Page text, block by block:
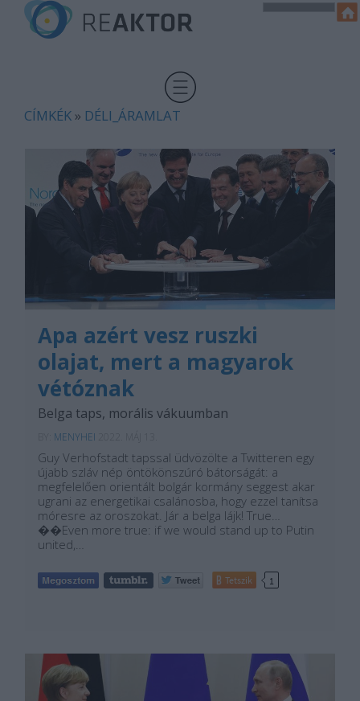
CÍMKÉK » DÉLI_ÁRAMLAT
Apa azért vesz ruszki
olajat, mert a magyarok
vétóznak
Belga taps, morális vákuumban
MENYHEI
Guy Verhofstadt tapssal üdvözölte a Twitteren egy
újabb szláv nép öntökönszúró bátorságát: a
megfelelően orientált bolgár kormány seggest akar
ugrani az energetikai csalánosba, hogy ezzel tanítsa
móresre az oroszokat. Jár a belga lájk! True…
��Even more true: if we would stand up to Putin
united,…
Tetszik 1